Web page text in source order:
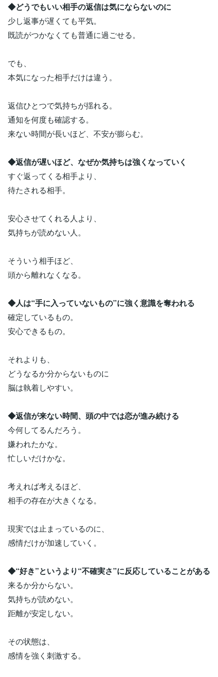
◆どうでもいい相手の返信は気にならないのに
少し返事が遅くても平気。
既読がつかなくても普通に過ごせる。
でも、
本気になった相手だけは違う。
返信ひとつで気持ちが揺れる。
通知を何度も確認する。
来ない時間が長いほど、不安が膨らむ。
◆返信が遅いほど、なぜか気持ちは強くなっていく
すぐ返ってくる相手より、
待たされる相手。
安心させてくれる人より、
気持ちが読めない人。
そういう相手ほど、
頭から離れなくなる。
◆人は“手に入っていないもの”に強く意識を奪われる
確定しているもの。
安心できるもの。
それよりも、
どうなるか分からないものに
脳は執着しやすい。
◆返信が来ない時間、頭の中では恋が進み続ける
今何してるんだろう。
嫌われたかな。
忙しいだけかな。
考えれば考えるほど、
相手の存在が大きくなる。
現実では止まっているのに、
感情だけが加速していく。
◆“好き”というより“不確実さ”に反応していることがある
来るか分からない。
気持ちが読めない。
距離が安定しない。
その状態は、
感情を強く刺激する。